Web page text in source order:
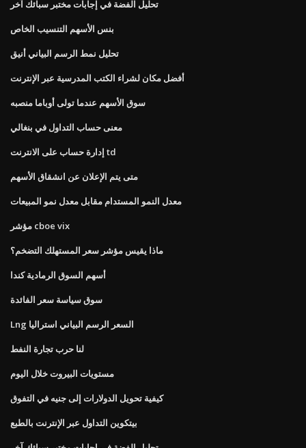
تحليل الفضة في إجابات مختبر سبائك آخر
بنس الأسهم التنسيب الخاص
تحليل نمط الرسم البياني أنيق
أفضل مكان لشراء الكتب المدرسية عبر الإنترنت
سوق الأسهم عندما تولى أوباما منصبه
معنى حساب التداول في بنغالي
إدارة حساب على الانترنت td
متى يتم الإعلان عن انشقاق الأسهم
معدل النمو المستدام مقابل معدل نمو المبيعات
مؤشر cboe vix
ماذا يقيس مؤشر سعر المستهلك التضخم؟
أسهم السوق الرمادية كندا
سوق سياسة سعر الفائدة
Lng السعر الرسم البياني استراليا
لنا حرب تجارة النفط
مستويات البيروت خلال اليوم
كيفية تحويل الدولارات إلى جنيه في التفوق
بيتكوين التداول عبر الإنترنت بالطبع